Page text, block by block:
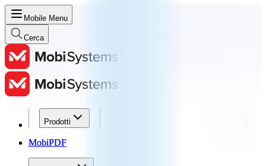
Mobile Menu
Cerca
Prodotti
MobiPDF
Prodotti
MobiPDF